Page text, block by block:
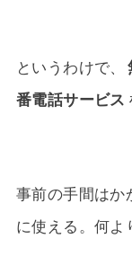
というわけで、
番電話サービス
事前の手間はか
に使える。何よ